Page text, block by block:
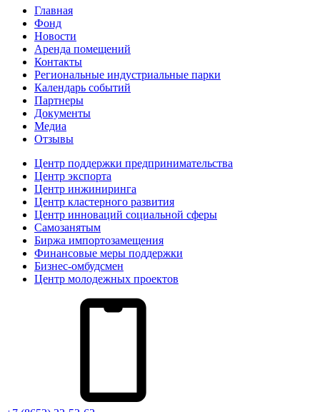
Главная
Фонд
Новости
Аренда помещений
Контакты
Региональные индустриальные парки
Календарь событий
Партнеры
Документы
Медиа
Отзывы
Центр поддержки предпринимательства
Центр экспорта
Центр инжиниринга
Центр кластерного развития
Центр инноваций социальной сферы
Cамозанятым
Биржа импортозамещения
Финансовые меры поддержки
Бизнес-омбудсмен
Центр молодежных проектов